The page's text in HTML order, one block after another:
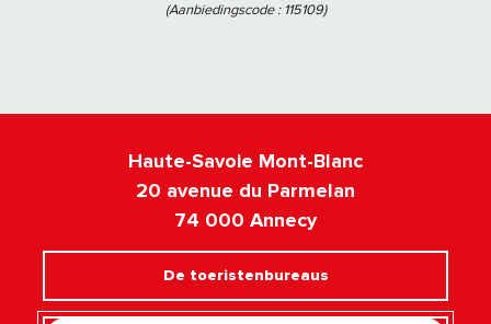
(Aanbiedingscode : 115109)
Haute-Savoie Mont-Blanc
20 avenue du Parmelan
74 000 Annecy
De toeristenbureaus